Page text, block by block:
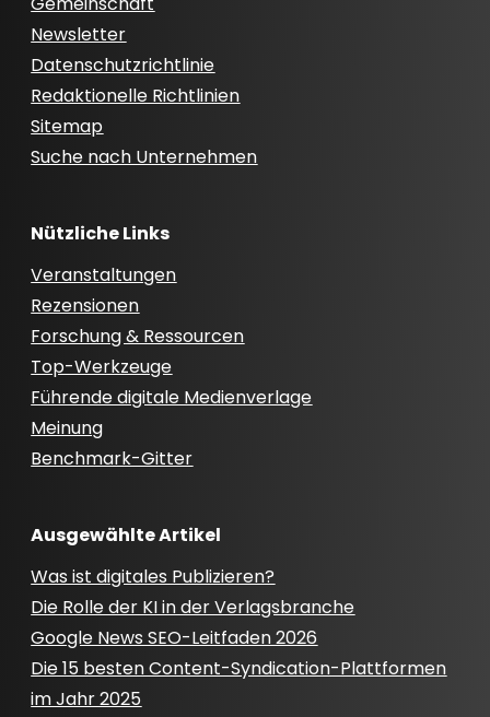
Newsletter
Datenschutzrichtlinie
Redaktionelle Richtlinien
Sitemap
Suche nach Unternehmen
Nützliche Links
Veranstaltungen
Rezensionen
Forschung & Ressourcen
Top-Werkzeuge
Führende digitale Medienverlage
Meinung
Benchmark-Gitter
Ausgewählte Artikel
Was ist digitales Publizieren?
Die Rolle der KI in der Verlagsbranche
Google News SEO-Leitfaden 2026
Die 15 besten Content-Syndication-Plattformen
im Jahr 2025